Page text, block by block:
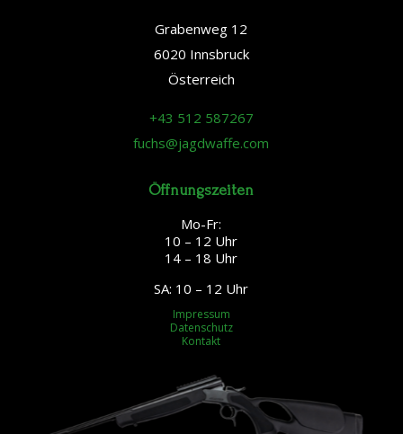
Grabenweg 12
6020 Innsbruck
Österreich
+43 512 587267
fuchs@jagdwaffe.com
Öffnungszeiten
Mo-Fr:
10 – 12 Uhr
14 – 18 Uhr
SA: 10 – 12 Uhr
Impressum
Datenschutz
Kontakt